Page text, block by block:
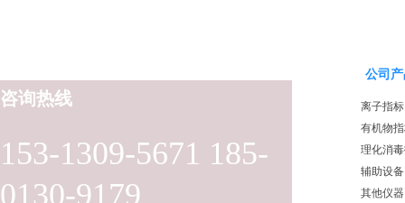
153-1309-5671 185-
0130-9179
咨询热线
公司
离子指标
有机物
理化消
辅助设备
其他仪器